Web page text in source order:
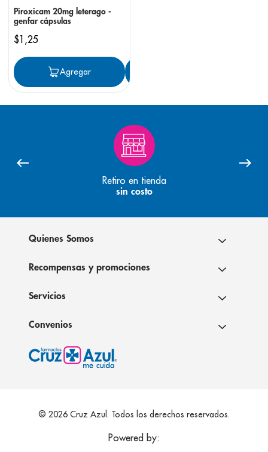
Piroxicam 20mg leterago -
genfar cápsulas
$1 ,25
Agregar
Retiro en tienda
sin costo
Quienes Somos
Recompensas y promociones
Servicios
Convenios
© 2026 Cruz Azul. Todos los derechos reservados.
Powered by: